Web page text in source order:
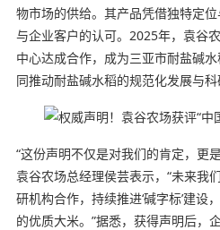
物市场的供给。其产品凭借独特定
与企业客户的认可。2025年，袁谷
中心达成合作，成为三亚市耐盐碱
同推动耐盐碱水稻的规范化发展与科
“这份声明不仅是对我们的肯定，更
袁谷农场总经理侯芸表示，“未来我
研机构合作，持续推进‘碱字标’建设
的优质大米。”据悉，获得声明后，